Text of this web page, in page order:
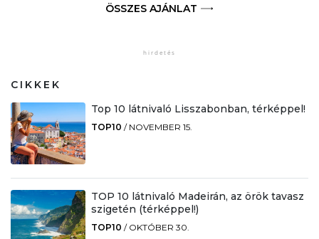
ÖSSZES AJÁNLAT
CIKKEK
Top 10 látnivaló Lisszabonban, térképpel!
TOP10 / NOVEMBER 15.
TOP 10 látnivaló Madeirán, az örök tavasz
szigetén (térképpel!)
TOP10 / OKTÓBER 30.